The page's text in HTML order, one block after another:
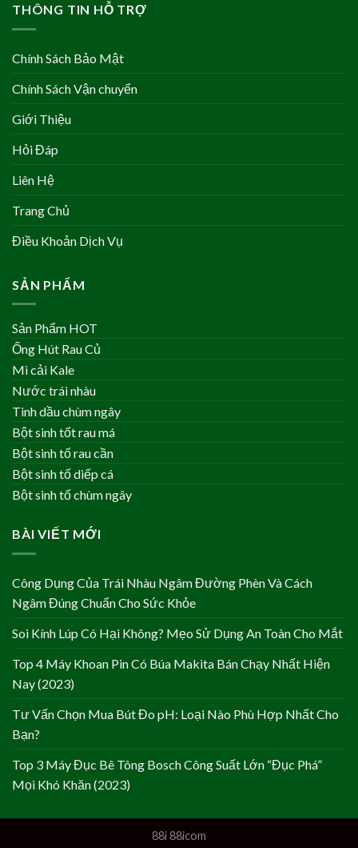
THÔNG TIN HỖ TRỢ
Chính Sách Bảo Mật
Chính Sách Vận chuyển
Giới Thiệu
Hỏi Đáp
Liên Hệ
Trang Chủ
Điều Khoản Dịch Vụ
SẢN PHẨM
Sản Phẩm HOT
Ống Hút Rau Củ
Mì cải Kale
Nước trái nhàu
Tinh dầu chùm ngây
Bột sinh tốt rau má
Bột sinh tố rau cần
Bột sinh tố diếp cá
Bột sinh tố chùm ngây
BÀI VIẾT MỚI
Công Dụng Của Trái Nhàu Ngâm Đường Phèn Và Cách
Ngâm Đúng Chuẩn Cho Sức Khỏe
Soi Kính Lúp Có Hại Không? Mẹo Sử Dụng An Toàn Cho Mắt
Top 4 Máy Khoan Pin Có Búa Makita Bán Chạy Nhất Hiện
Nay (2023)
Tư Vấn Chọn Mua Bút Đo pH: Loại Nào Phù Hợp Nhất Cho
Bạn?
Top 3 Máy Đục Bê Tông Bosch Công Suất Lớn “Đục Phá”
Mọi Khó Khăn (2023)
88i88icom